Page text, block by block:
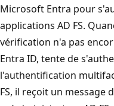
Microsoft Entra pour
applications AD FS.
vérification n'a pas
Entra ID, tente de
l'authentification
FS, il reçoit un message